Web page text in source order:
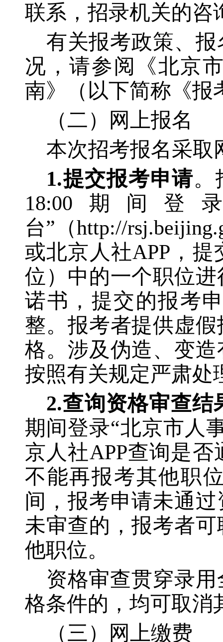
联系，招录机关的咨
有关报考政策、
况，请参阅《北京
南》（以下简称《报
（二）网上报名
本次招考报名采取
1.提交报考申请。
18:00期间
台”（http://
或北京人社APP，
位）中的一个职位
诺书，提交的报考
整。报考者提供虚
格。涉及伪造、变
按照有关规定严肃处
2.查询资格审查结
期间登录“北京市人
京人社APP查询是
不能再报考其他职
间，报考申请未通
未审查的，报考者
他职位。
资格审查贯穿录
格条件的，均可取消
（三）网上缴费